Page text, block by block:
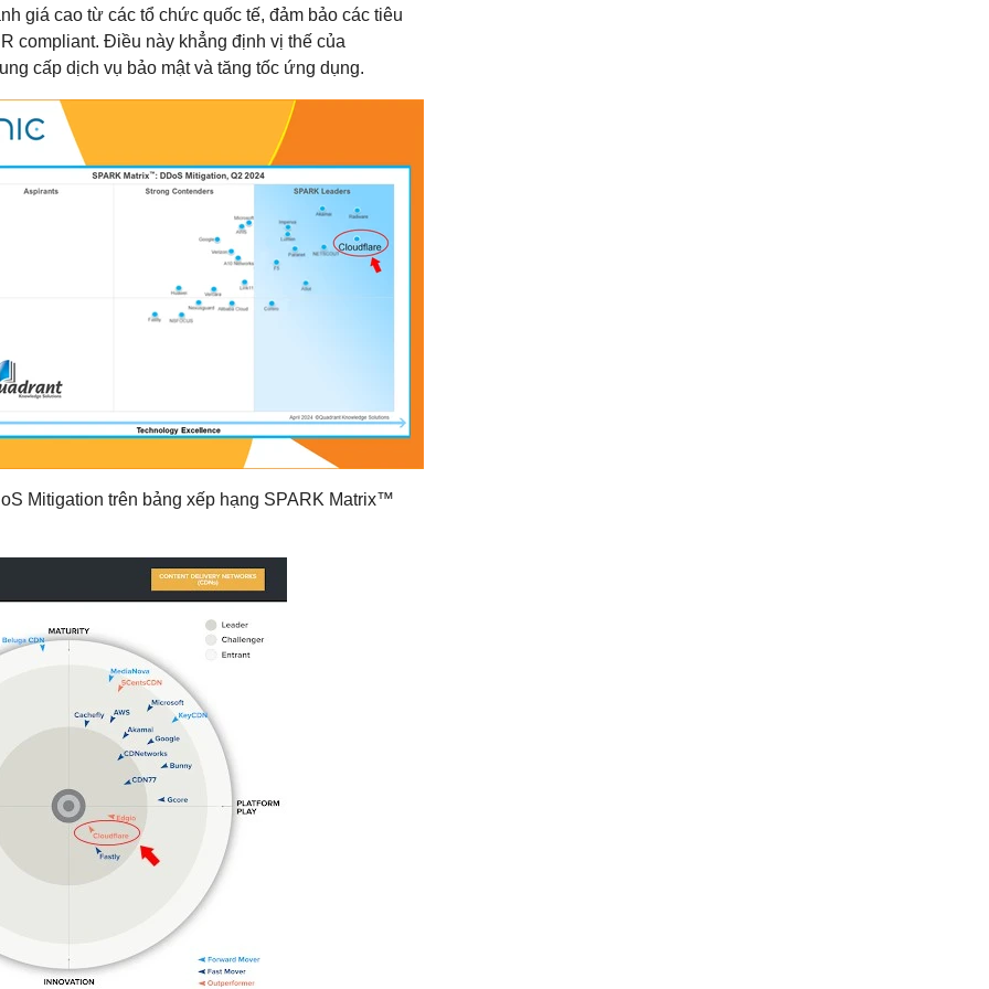
giá cao từ các tổ chức quốc tế, đảm bảo các tiêu
compliant. Điều này khẳng định vị thế của
cấp dịch vụ bảo mật và tăng tốc ứng dụng.
Mitigation trên bảng xếp hạng SPARK Matrix™